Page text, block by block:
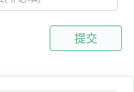
提交